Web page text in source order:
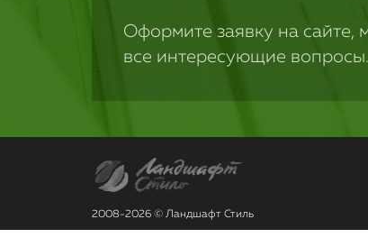
Оформите заявку на
все интересующие вопросы.
2008-2026 © Ландшафт Стиль